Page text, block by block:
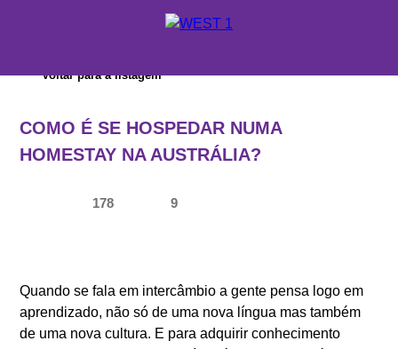
ONDE ESTUDAR
CONSULTORES EDUCACIONAIS
Voltar para a listagem
COMO É SE HOSPEDAR NUMA
HOMESTAY NA AUSTRÁLIA?
178 9
Quando se fala em intercâmbio a gente pensa logo em
aprendizado, não só de uma nova língua mas também
de uma nova cultura. E para adquirir conhecimento